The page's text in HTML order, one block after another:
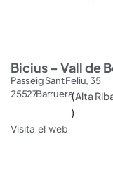
Bicius – Vall de
Passeig Sant Feliu, 35
25527Barruera(Alta
)
Visita el web